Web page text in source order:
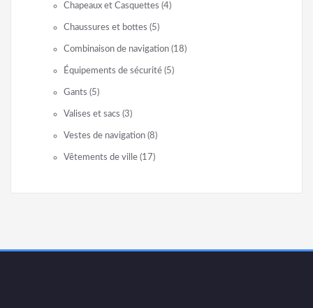
Chapeaux et Casquettes (4)
Chaussures et bottes (5)
Combinaison de navigation (18)
Équipements de sécurité (5)
Gants (5)
Valises et sacs (3)
Vestes de navigation (8)
Vêtements de ville (17)